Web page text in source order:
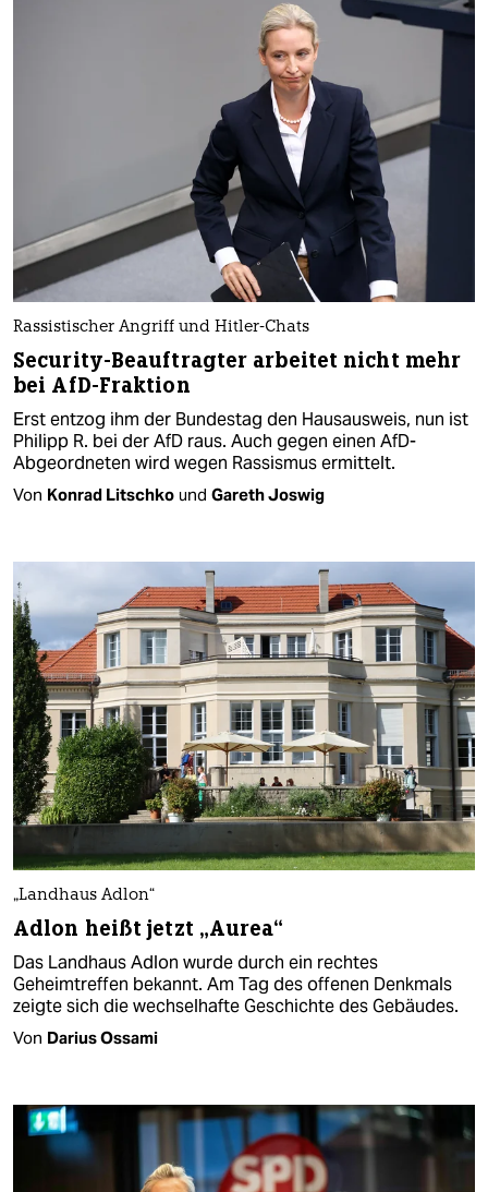
Rassistischer Angriff und Hitler-Chats
Security-Beauftragter arbeitet nicht mehr
bei AfD-Fraktion
Erst entzog ihm der Bundestag den Hausausweis, nun ist
Philipp R. bei der AfD raus. Auch gegen einen AfD-
Abgeordneten wird wegen Rassismus ermittelt.
Von Konrad Litschko und Gareth Joswig
„Landhaus Adlon“
Adlon heißt jetzt „Aurea“
Das Landhaus Adlon wurde durch ein rechtes
Geheimtreffen bekannt. Am Tag des offenen Denkmals
zeigte sich die wechselhafte Geschichte des Gebäudes.
Von Darius Ossami